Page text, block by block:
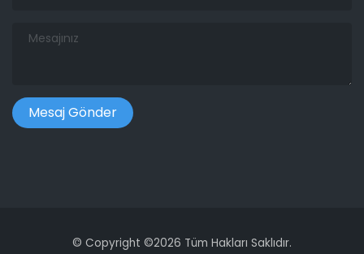
Mesajınız
© Copyright ©2026 Tüm Hakları Saklıdır.